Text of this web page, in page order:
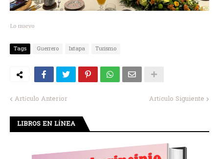
Lo nuevo
Tags Guerrero Ixtapa Turismo
Artículo Anterior Artículo Siguiente
LIBROS EN LÍNEA